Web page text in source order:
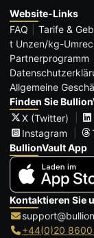
Website-Links
FAQ
Tarife &
t Unzen/kg-
Partnerprogramm
Allgemeine
Finden Sie
X (Twitter)
Instagram
BullionVault App
Kontaktieren Sie
+44(0)20 8600